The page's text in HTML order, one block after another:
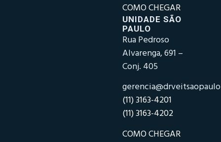
COMO CHEGAR
UNIDADE SÃO
PAULO
Rua Pedroso
Alvarenga, 691 –
Conj. 405
(11) 3163-4201
(11) 3163-4202
COMO CHEGAR